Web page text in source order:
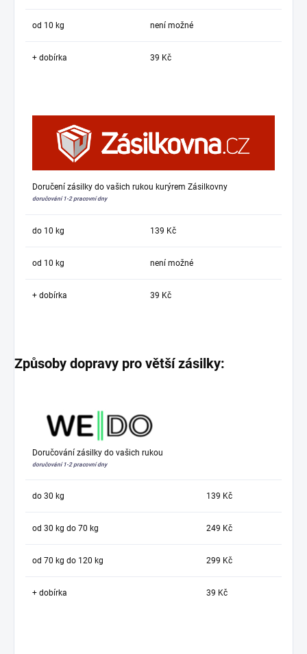
od 10 kg není možné
+ dobírka 39 Kč
Doručení zásilky do vašich rukou kurýrem Zásilkovny
doručování 1-2 pracovní dny
do 10 kg 139 Kč
od 10 kg není možné
+ dobírka 39 Kč
Způsoby dopravy pro větší zásilky:
Doručování zásilky do vašich rukou
doručování 1-2 pracovní dny
do 30 kg 139 Kč
od 30 kg do 70 kg 249 Kč
od 70 kg do 120 kg 299 Kč
+ dobírka 39 Kč